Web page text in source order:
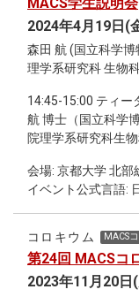
2024年4月19日(
森田 航 (国立科学
理学系研究科 生物
14:45-15:00 ティー
航 博士（国立科学
院理学系研究科生
17:30-18:30 継続討
会場: 京都大学 北
イベント公式言語:
コロキウム MACS
第24回 MACSコ
2023年11月20日